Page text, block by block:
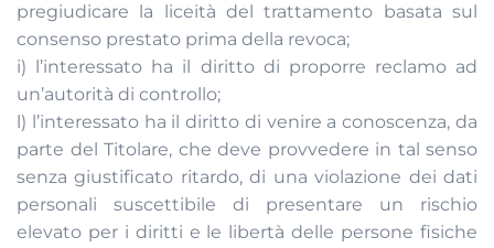
pregiudicare la liceità del trattamento basata sul
consenso prestato prima della revoca;
i) l’interessato ha il diritto di proporre reclamo ad
un’autorità di controllo;
l) l’interessato ha il diritto di venire a conoscenza, da
parte del Titolare, che deve provvedere in tal senso
senza giustificato ritardo, di una violazione dei dati
personali suscettibile di presentare un rischio
elevato per i diritti e le libertà delle persone fisiche